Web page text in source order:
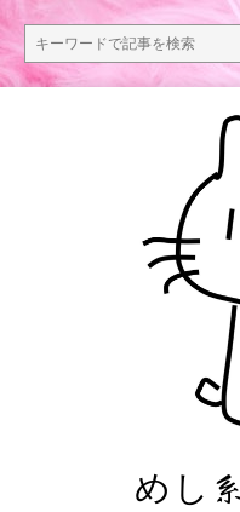
めし系